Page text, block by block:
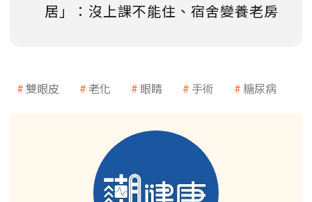
居」：沒上課不能住、宿舍變養老房
雙眼皮 老化 眼睛 手術 糖尿病